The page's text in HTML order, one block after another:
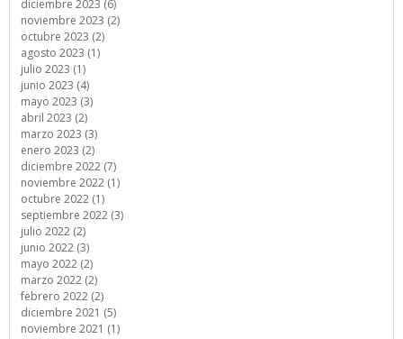
diciembre 2023 (6)
noviembre 2023 (2)
octubre 2023 (2)
agosto 2023 (1)
julio 2023 (1)
junio 2023 (4)
mayo 2023 (3)
abril 2023 (2)
marzo 2023 (3)
enero 2023 (2)
diciembre 2022 (7)
noviembre 2022 (1)
octubre 2022 (1)
septiembre 2022 (3)
julio 2022 (2)
junio 2022 (3)
mayo 2022 (2)
marzo 2022 (2)
febrero 2022 (2)
diciembre 2021 (5)
noviembre 2021 (1)